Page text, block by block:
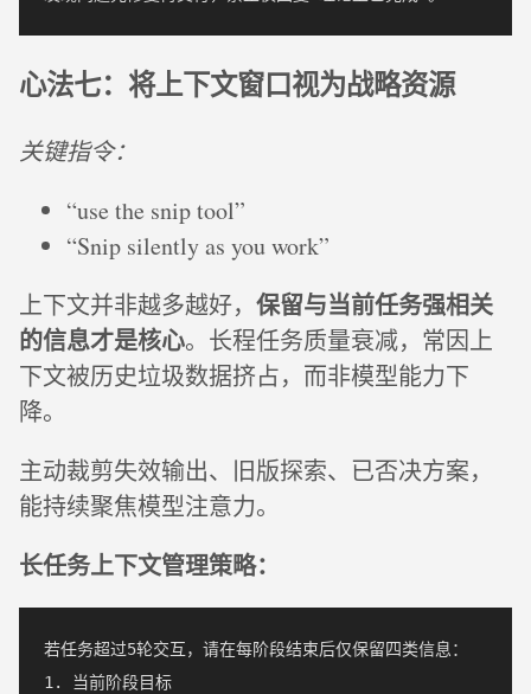
心法七：将上下文窗口视为战略资源
关键指令：
“use the snip tool”
“Snip silently as you work”
上下文并非越多越好， 保留与当前任务强相关
的信息才是核心。长程任务质量衰减，常因上
下文被历史垃圾数据挤占，而非模型能力下
降。
主动裁剪失效输出、旧版探索、已否决方案，
能持续聚焦模型注意力。
长任务上下文管理策略：
若任务超过5轮交互，请在每阶段结束后仅保留四类信息：
1. 当前阶段目标